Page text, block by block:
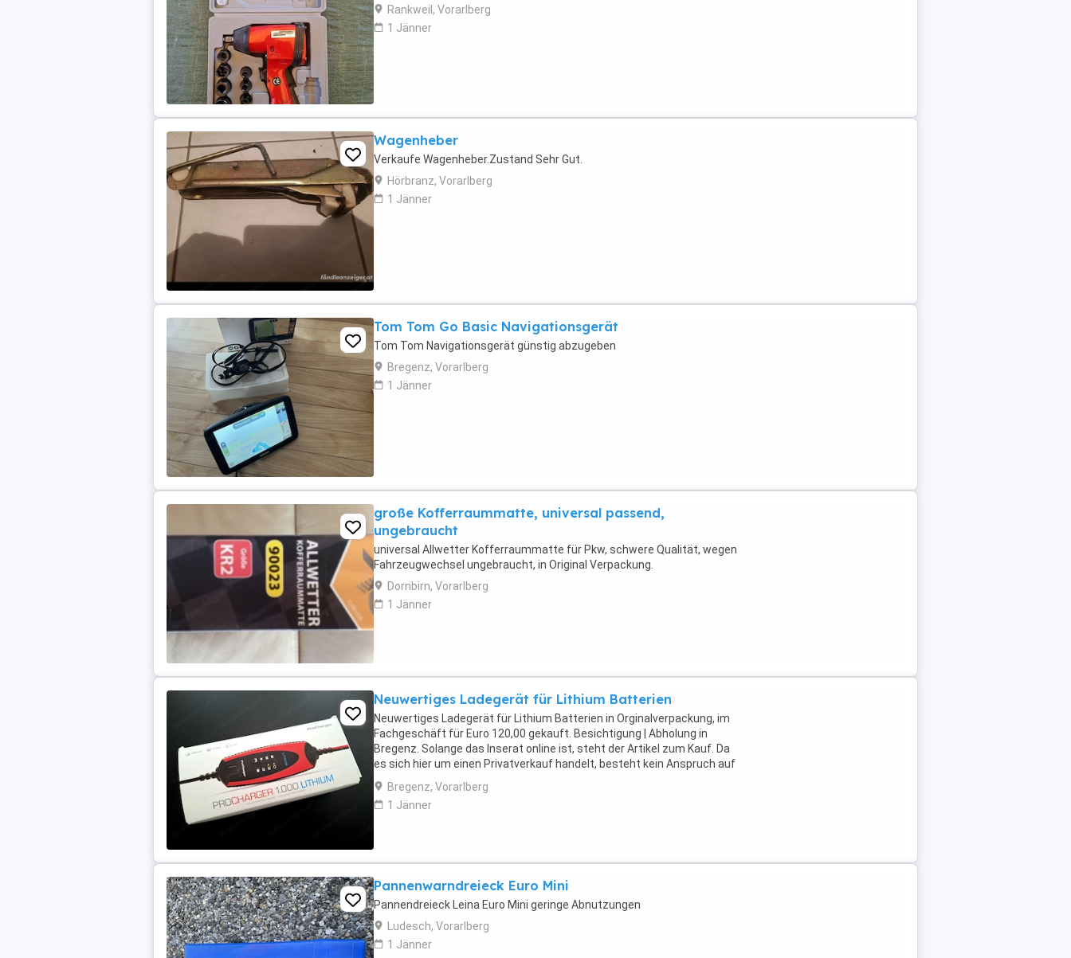
Rankweil, Vorarlberg
1 Jänner
Wagenheber
Verkaufe Wagenheber.Zustand Sehr Gut.
Hörbranz, Vorarlberg
1 Jänner
Tom Tom Go Basic Navigationsgerät
Tom Tom Navigationsgerät günstig abzugeben
Bregenz, Vorarlberg
1 Jänner
große Kofferraummatte, universal passend,
ungebraucht
universal Allwetter Kofferraummatte für Pkw, schwere Qualität, wegen
Fahrzeugwechsel ungebraucht, in Original Verpackung.
Dornbirn, Vorarlberg
1 Jänner
Neuwertiges Ladegerät für Lithium Batterien
Neuwertiges Ladegerät für Lithium Batterien in Orginalverpackung, im
Fachgeschäft für Euro 120,00 gekauft. Besichtigung | Abholung in
Bregenz. Solange das Inserat online ist, steht der Artikel zum Kauf. Da
es sich hier um einen Privatverkauf handelt, besteht kein Anspruch auf
Garantie, Umtausch oder ...
Bregenz, Vorarlberg
1 Jänner
Pannenwarndreieck Euro Mini
Pannendreieck Leina Euro Mini geringe Abnutzungen
Ludesch, Vorarlberg
1 Jänner